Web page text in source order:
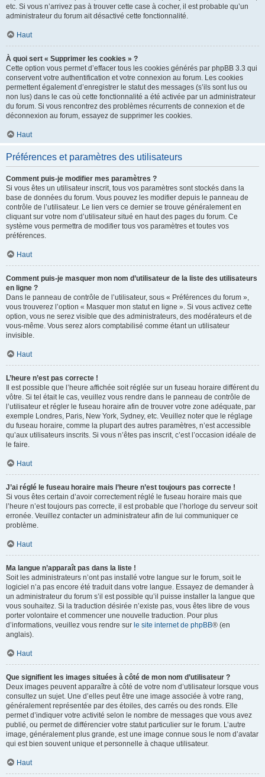
etc. Si vous n’arrivez pas à trouver cette case à cocher, il est probable qu’un
administrateur du forum ait désactivé cette fonctionnalité.
Haut
À quoi sert « Supprimer les cookies » ?
Cette option vous permet d’effacer tous les cookies générés par phpBB 3.3 qui
conservent votre authentification et votre connexion au forum. Les cookies
permettent également d’enregistrer le statut des messages (s’ils sont lus ou
non lus) dans le cas où cette fonctionnalité a été activée par un administrateur
du forum. Si vous rencontrez des problèmes récurrents de connexion et de
déconnexion au forum, essayez de supprimer les cookies.
Haut
Préférences et paramètres des utilisateurs
Comment puis-je modifier mes paramètres ?
Si vous êtes un utilisateur inscrit, tous vos paramètres sont stockés dans la
base de données du forum. Vous pouvez les modifier depuis le panneau de
contrôle de l’utilisateur. Le lien vers ce dernier se trouve généralement en
cliquant sur votre nom d’utilisateur situé en haut des pages du forum. Ce
système vous permettra de modifier tous vos paramètres et toutes vos
préférences.
Haut
Comment puis-je masquer mon nom d’utilisateur de la liste des utilisateurs
en ligne ?
Dans le panneau de contrôle de l’utilisateur, sous « Préférences du forum »,
vous trouverez l’option « Masquer mon statut en ligne ». Si vous activez cette
option, vous ne serez visible que des administrateurs, des modérateurs et de
vous-même. Vous serez alors comptabilisé comme étant un utilisateur
invisible.
Haut
L’heure n’est pas correcte !
Il est possible que l’heure affichée soit réglée sur un fuseau horaire différent du
vôtre. Si tel était le cas, veuillez vous rendre dans le panneau de contrôle de
l’utilisateur et régler le fuseau horaire afin de trouver votre zone adéquate, par
exemple Londres, Paris, New York, Sydney, etc. Veuillez noter que le réglage
du fuseau horaire, comme la plupart des autres paramètres, n’est accessible
qu’aux utilisateurs inscrits. Si vous n’êtes pas inscrit, c’est l’occasion idéale de
le faire.
Haut
J’ai réglé le fuseau horaire mais l’heure n’est toujours pas correcte !
Si vous êtes certain d’avoir correctement réglé le fuseau horaire mais que
l’heure n’est toujours pas correcte, il est probable que l’horloge du serveur soit
erronée. Veuillez contacter un administrateur afin de lui communiquer ce
problème.
Haut
Ma langue n’apparaît pas dans la liste !
Soit les administrateurs n’ont pas installé votre langue sur le forum, soit le
logiciel n’a pas encore été traduit dans votre langue. Essayez de demander à
un administrateur du forum s’il est possible qu’il puisse installer la langue que
vous souhaitez. Si la traduction désirée n’existe pas, vous êtes libre de vous
porter volontaire et commencer une nouvelle traduction. Pour plus
d’informations, veuillez vous rendre sur le site internet de phpBB® (en
anglais).
Haut
Que signifient les images situées à côté de mon nom d’utilisateur ?
Deux images peuvent apparaître à côté de votre nom d’utilisateur lorsque vous
consultez un sujet. Une d’elles peut être une image associée à votre rang,
généralement représentée par des étoiles, des carrés ou des ronds. Elle
permet d’indiquer votre activité selon le nombre de messages que vous avez
publié, ou permet de différencier votre statut particulier sur le forum. L’autre
image, généralement plus grande, est une image connue sous le nom d’avatar
qui est bien souvent unique et personnelle à chaque utilisateur.
Haut